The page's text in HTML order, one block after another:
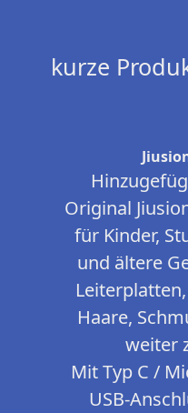
kurze
Original
für Kinder,
und ältere
Haare,
weiter
Mit Typ C /
USB-